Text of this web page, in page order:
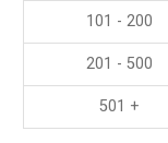
101 - 200
201 - 500
501 +